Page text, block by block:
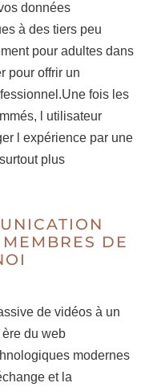
données
à des tiers peu
pour adultes dans
pour offrir un
fois les
l utilisateur
l expérience par une
plus
DE
de vidéos à un
du web
modernes
et la